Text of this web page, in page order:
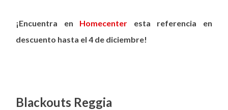
¡Encuentra en Homecenter esta referencia en
descuento hasta el 4 de diciembre!
Blackouts Reggia